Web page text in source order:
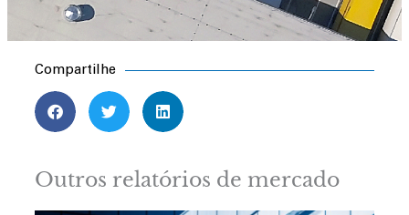
Compartilhe
Outros relatórios de mercado